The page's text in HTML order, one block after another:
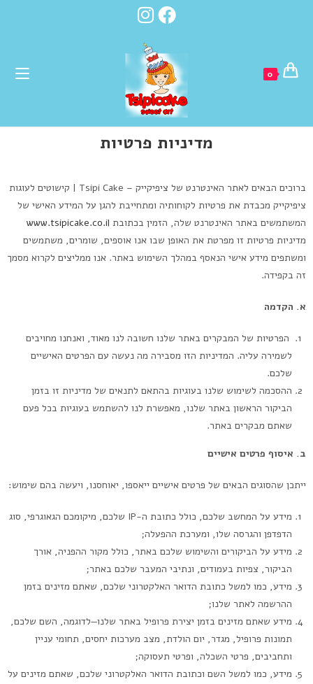
0
מדיניות פרטיות
ברוכים הבאים לאתר האינטרנט של ציפיקייק – Tsipi Cake | קישוטים לעוגות
ציפיקייק מכבדת את פרטיות לקוחותיה ומתחייבת להגן על המידע האישי של
המשתמשים באתר האינטרנט שלה, הזמין בכתובת www.tsipicake.co.il
מדיניות פרטיות זו מפרטת את האופן שבו אנו אוספים, שומרים, משתמשים
ומשתפים מידע אישי הנאסף במהלך השימוש באתר. אנו ממליצים לקרוא מסמך
זה בקפידה.
א. הקדמה
הפרטיות של המבקרים באתר שלנו חשובה לנו מאוד, ואנחנו מחויבים
לשמירה עליה. המדיניות הזו מסבירה מה נעשה עם הפרטים האישיים
שלכם.
ההסכמה לשימוש שלנו בעוגיות בהתאם לתנאים של מדיניות זו בזמן
הביקור הראשון באתר שלנו, מאפשרת לנו להשתמש בעוגיות בכל פעם
שאתם מבקרים באתר.
ב. איסוף פרטים אישיים
ייתכן שהסוגים הבאים של פרטים אישיים ייאספו, יאוחסנו, ויעשה בהם שימוש:
מידע על המחשב שלכם, כולל כתובת ה-IP שלכם, מיקומכם הגאוגרפי, סוג
הדפדפן והגרסה שלו, ומערכת ההפעלה;
מידע על הביקורים והשימוש שלכם באתר, כולל מקור ההפניה, אורך
הביקור, צפיות בעמודים, ונתיבי המעבר שלכם באתר;
מידע, כמו למשל כתובת הדואר האלקטרוני שלכם, שאתם מזינים בזמן
ההרשמה לאתר שלנו;
מידע שאתם מזינים בזמן יצירת פרופיל באתר שלנו—לדוגמה, השם שלכם,
תמונות פרופיל, מגדר, יום הולדת, מצב מערכות יחסים, תחומי עניין
ותחביבים, פרטי השכלה, ופרטי תעסוקה;
מידע, כמו למשל השם וכתובת הדואר האלקטרוני שלכם, שאתם מזינים על